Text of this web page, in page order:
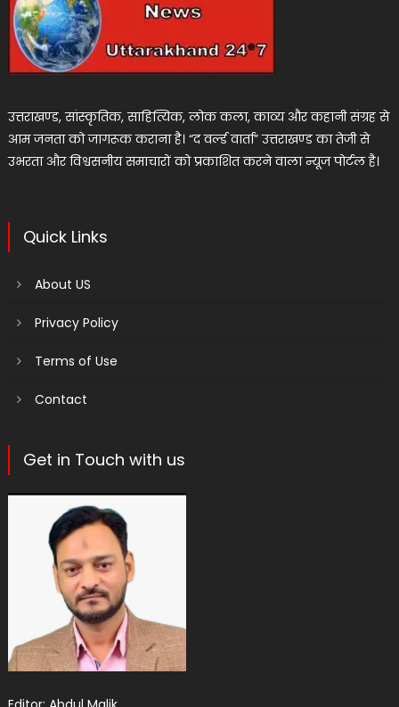
उत्तराखण्ड, सांस्कृतिक, साहित्यिक, लोक कला, काव्य और कहानी संग्रह से
आम जनता को जागरूक कराना है। “द वर्ल्ड वार्ता” उत्तराखण्ड का तेजी से
उभरता और विश्वसनीय समाचारों को प्रकाशित करने वाला न्यूज पोर्टल है।
Quick Links
About US
Privacy Policy
Terms of Use
Contact
Get in Touch with us